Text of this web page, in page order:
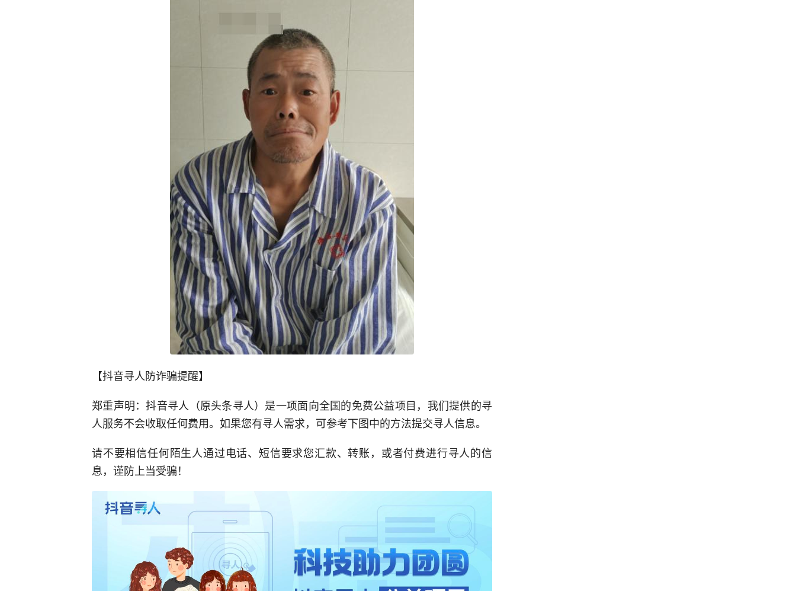
【抖音寻人防诈骗提醒】
郑重声明：抖音寻人（原头条寻人）是一项面向全国的免费公益项目，我们提供的寻
人服务不会收取任何费用。如果您有寻人需求，可参考下图中的方法提交寻人信息。
请不要相信任何陌生人通过电话、短信要求您汇款、转账，或者付费进行寻人的信
息，谨防上当受骗！